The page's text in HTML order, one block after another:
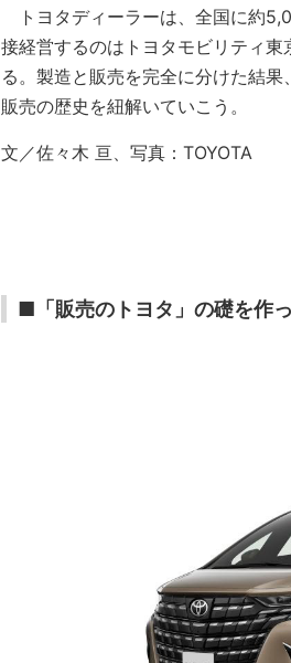
トヨタディーラーは、全国に約
接経営するのはトヨタモビリティ
る。製造と販売を完全に分けた結
販売の歴史を紐解いていこう。
文／佐々木 亘、写真：TOYOTA
■「販売のトヨタ」の礎を作